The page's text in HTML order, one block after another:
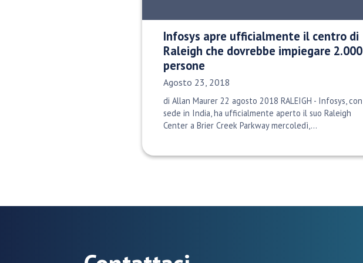
Infosys apre ufficialmente il centro di
Raleigh che dovrebbe impiegare 2.000
persone
Data di pubblicazione:
Agosto 23, 2018
di Allan Maurer 22 agosto 2018 RALEIGH - Infosys, con
sede in India, ha ufficialmente aperto il suo Raleigh
Center a Brier Creek Parkway mercoledì,...